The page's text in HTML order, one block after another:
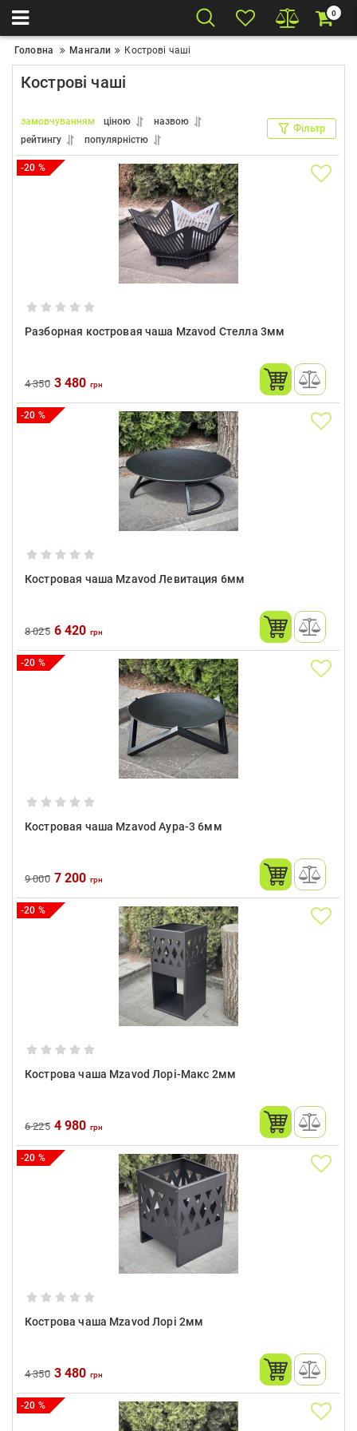
0
Головна Мангали Кострові чаші
Кострові чаші
замовчуванням ціною
назвою
рейтингу
популярністю
Фільтр
-20 %
Разборная костровая чаша Mzavod Стелла 3мм
4 350 3 480 грн
-20 %
Костровая чаша Mzavod Левитация 6мм
8 025 6 420 грн
-20 %
Костровая чаша Mzavod Аура-3 6мм
9 000 7 200 грн
-20 %
Кострова чаша Mzavod Лорі-Макс 2мм
6 225 4 980 грн
-20 %
Кострова чаша Mzavod Лорі 2мм
4 350 3 480 грн
-20 %